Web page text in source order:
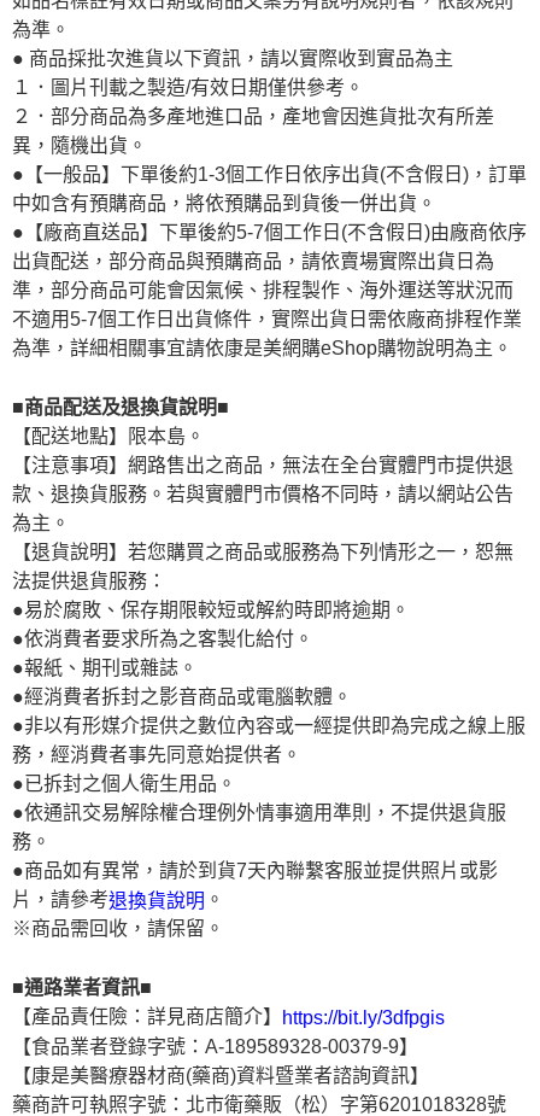
為準。
● 商品採批次進貨以下資訊，請以實際收到實品為主
１．圖片刊載之製造/有效日期僅供參考。
２．部分商品為多產地進口品，產地會因進貨批次有所差
異，隨機出貨。
●【一般品】下單後約1-3個工作日依序出貨(不含假日)，訂單
中如含有預購商品，將依預購品到貨後一併出貨。
●【廠商直送品】下單後約5-7個工作日(不含假日)由廠商依序
出貨配送，部分商品與預購商品，請依賣場實際出貨日為
準，部分商品可能會因氣候、排程製作、海外運送等狀況而
不適用5-7個工作日出貨條件，實際出貨日需依廠商排程作業
為準，詳細相關事宜請依康是美網購eShop購物說明為主。
■商品配送及退換貨說明■
【配送地點】限本島。
【注意事項】網路售出之商品，無法在全台實體門市提供退
款、退換貨服務。若與實體門市價格不同時，請以網站公告
為主。
【退貨說明】若您購買之商品或服務為下列情形之一，恕無
法提供退貨服務：
●易於腐敗、保存期限較短或解約時即將逾期。
●依消費者要求所為之客製化給付。
●報紙、期刊或雜誌。
●經消費者拆封之影音商品或電腦軟體。
●非以有形媒介提供之數位內容或一經提供即為完成之線上服
務，經消費者事先同意始提供者。
●已拆封之個人衛生用品。
●依通訊交易解除權合理例外情事適用準則，不提供退貨服
務。
●商品如有異常，請於到貨7天內聯繫客服並提供照片或影
片，請參考退換貨說明 。
※商品需回收，請保留。
■通路業者資訊■
【產品責任險：詳見商店簡介】
https://bit.ly/3dfpgis
【食品業者登錄字號：A-189589328-00379-9】
【康是美醫療器材商(藥商)資料暨業者諮詢資訊】
藥商許可執照字號：北市衛藥販（松）字第6201018328號